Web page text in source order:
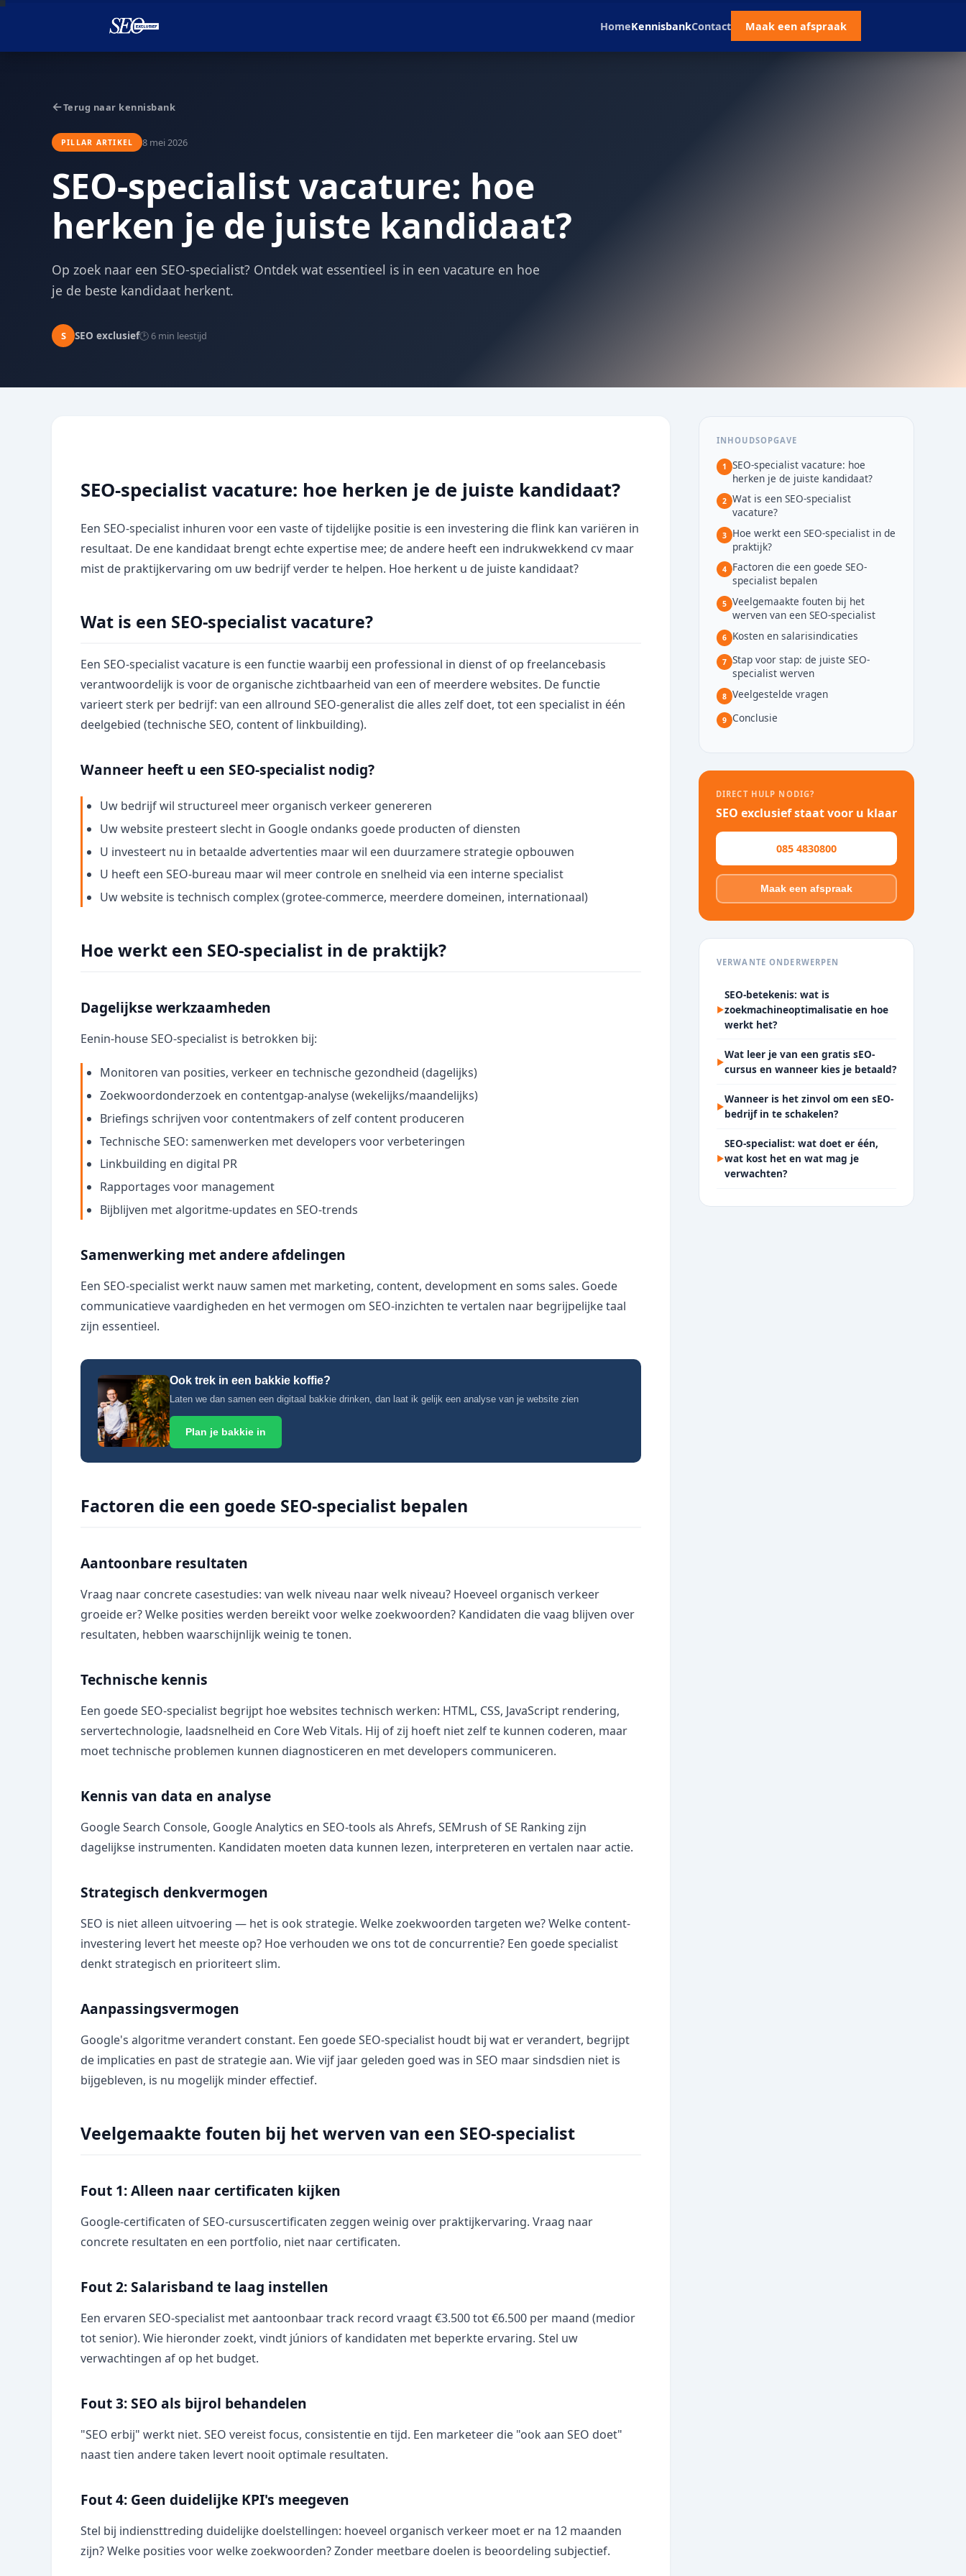
HomeKennisbankContact Maak een afspraak
←Terug naar kennisbank
PILLAR ARTIKEL 8 mei 2026
SEO-specialist vacature: hoe
herken je de juiste kandidaat?
Op zoek naar een SEO-specialist? Ontdek wat essentieel is in een vacature en hoe
je de beste kandidaat herkent.
S SEO exclusief🕑 6 min leestijd
SEO-specialist vacature: hoe herken je de juiste kandidaat?
Een SEO-specialist inhuren voor een vaste of tijdelijke positie is een investering die flink kan variëren in
resultaat. De ene kandidaat brengt echte expertise mee; de andere heeft een indrukwekkend cv maar
mist de praktijkervaring om uw bedrijf verder te helpen. Hoe herkent u de juiste kandidaat?
Wat is een SEO-specialist vacature?
Een SEO-specialist vacature is een functie waarbij een professional in dienst of op freelancebasis
verantwoordelijk is voor de organische zichtbaarheid van een of meerdere websites. De functie
varieert sterk per bedrijf: van een allround SEO-generalist die alles zelf doet, tot een specialist in één
deelgebied (technische SEO, content of linkbuilding).
Wanneer heeft u een SEO-specialist nodig?
Uw bedrijf wil structureel meer organisch verkeer genereren
Uw website presteert slecht in Google ondanks goede producten of diensten
U investeert nu in betaalde advertenties maar wil een duurzamere strategie opbouwen
U heeft een SEO-bureau maar wil meer controle en snelheid via een interne specialist
Uw website is technisch complex (grotee-commerce, meerdere domeinen, internationaal)
Hoe werkt een SEO-specialist in de praktijk?
Dagelijkse werkzaamheden
Eenin-house SEO-specialist is betrokken bij:
Monitoren van posities, verkeer en technische gezondheid (dagelijks)
Zoekwoordonderzoek en contentgap-analyse (wekelijks/maandelijks)
Briefings schrijven voor contentmakers of zelf content produceren
Technische SEO: samenwerken met developers voor verbeteringen
Linkbuilding en digital PR
Rapportages voor management
Bijblijven met algoritme-updates en SEO-trends
Samenwerking met andere afdelingen
Een SEO-specialist werkt nauw samen met marketing, content, development en soms sales. Goede
communicatieve vaardigheden en het vermogen om SEO-inzichten te vertalen naar begrijpelijke taal
zijn essentieel.
Ook trek in een bakkie koffie?
Laten we dan samen een digitaal bakkie drinken, dan laat ik gelijk een analyse van je website zien
Plan je bakkie in
Factoren die een goede SEO-specialist bepalen
Aantoonbare resultaten
Vraag naar concrete casestudies: van welk niveau naar welk niveau? Hoeveel organisch verkeer
groeide er? Welke posities werden bereikt voor welke zoekwoorden? Kandidaten die vaag blijven over
resultaten, hebben waarschijnlijk weinig te tonen.
Technische kennis
Een goede SEO-specialist begrijpt hoe websites technisch werken: HTML, CSS, JavaScript rendering,
servertechnologie, laadsnelheid en Core Web Vitals. Hij of zij hoeft niet zelf te kunnen coderen, maar
moet technische problemen kunnen diagnosticeren en met developers communiceren.
Kennis van data en analyse
Google Search Console, Google Analytics en SEO-tools als Ahrefs, SEMrush of SE Ranking zijn
dagelijkse instrumenten. Kandidaten moeten data kunnen lezen, interpreteren en vertalen naar actie.
Strategisch denkvermogen
SEO is niet alleen uitvoering — het is ook strategie. Welke zoekwoorden targeten we? Welke content-
investering levert het meeste op? Hoe verhouden we ons tot de concurrentie? Een goede specialist
denkt strategisch en prioriteert slim.
Aanpassingsvermogen
Google's algoritme verandert constant. Een goede SEO-specialist houdt bij wat er verandert, begrijpt
de implicaties en past de strategie aan. Wie vijf jaar geleden goed was in SEO maar sindsdien niet is
bijgebleven, is nu mogelijk minder effectief.
Veelgemaakte fouten bij het werven van een SEO-specialist
Fout 1: Alleen naar certificaten kijken
Google-certificaten of SEO-cursuscertificaten zeggen weinig over praktijkervaring. Vraag naar
concrete resultaten en een portfolio, niet naar certificaten.
Fout 2: Salarisband te laag instellen
Een ervaren SEO-specialist met aantoonbaar track record vraagt €3.500 tot €6.500 per maand (medior
tot senior). Wie hieronder zoekt, vindt júniors of kandidaten met beperkte ervaring. Stel uw
verwachtingen af op het budget.
Fout 3: SEO als bijrol behandelen
"SEO erbij" werkt niet. SEO vereist focus, consistentie en tijd. Een marketeer die "ook aan SEO doet"
naast tien andere taken levert nooit optimale resultaten.
Fout 4: Geen duidelijke KPI's meegeven
Stel bij indiensttreding duidelijke doelstellingen: hoeveel organisch verkeer moet er na 12 maanden
zijn? Welke posities voor welke zoekwoorden? Zonder meetbare doelen is beoordeling subjectief.
INHOUDSOPGAVE
1
SEO-specialist vacature: hoe
herken je de juiste kandidaat?
2 Wat is een SEO-specialist
vacature?
3
Hoe werkt een SEO-specialist in de
praktijk?
4
Factoren die een goede SEO-
specialist bepalen
5 Veelgemaakte fouten bij het
werven van een SEO-specialist
6 Kosten en salarisindicaties
7 Stap voor stap: de juiste SEO-
specialist werven
8 Veelgestelde vragen
9 Conclusie
DIRECT HULP NODIG?
SEO exclusief staat voor u klaar
085 4830800
Maak een afspraak
VERWANTE ONDERWERPEN
▶
SEO-betekenis: wat is
zoekmachineoptimalisatie en hoe
werkt het?
▶
Wat leer je van een gratis sEO-
cursus en wanneer kies je betaald?
▶
Wanneer is het zinvol om een sEO-
bedrijf in te schakelen?
▶
SEO-specialist: wat doet er één,
wat kost het en wat mag je
verwachten?